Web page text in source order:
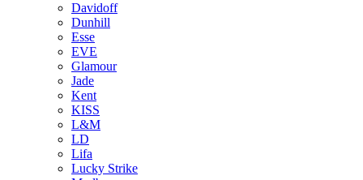
Davidoff
Dunhill
Esse
EVE
Glamour
Jade
Kent
KISS
L&M
LD
Lifa
Lucky Strike